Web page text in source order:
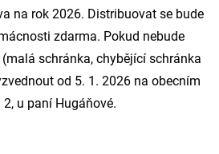
na rok 2026. Distribuovat se bude
zdarma. Pokud nebude
schránka, chybějící schránka
od 5. 1. 2026 na obecním
u paní Hugáňové.